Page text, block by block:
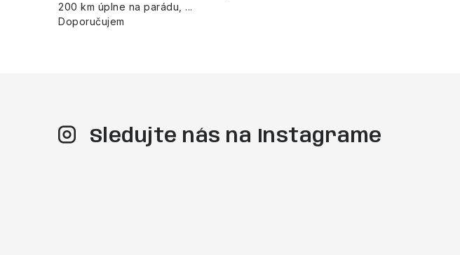
200 km úplne na parádu, ...
Doporučujem
Sledujte nás na Instagrame